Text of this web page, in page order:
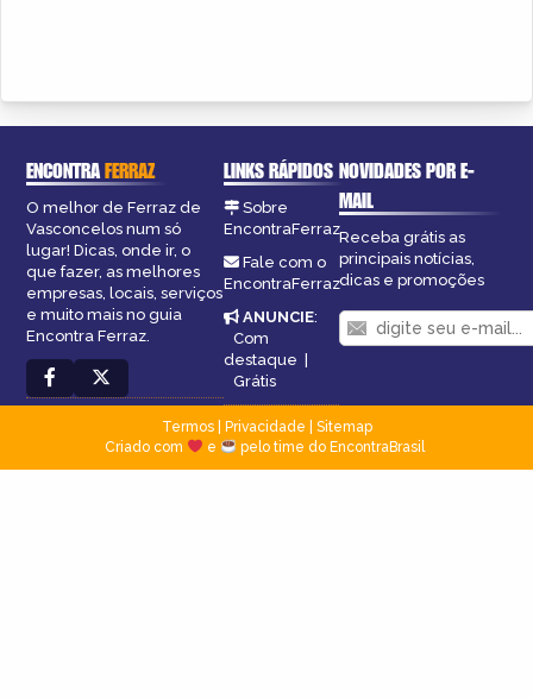
ENCONTRAFERRAZ
O melhor de Ferraz de
Vasconcelos num só
lugar! Dicas, onde ir, o
que fazer, as melhores
empresas, locais, serviços
e muito mais no guia
Encontra Ferraz.
LINKS RÁPIDOS
Sobre
EncontraFerraz
Fale com o
EncontraFerraz
ANUNCIE:
Com
destaque |
Grátis
NOVIDADES POR E-
MAIL
Receba grátis as
principais notícias,
dicas e promoções
Termos| Privacidade
Sitemap
Criado com
e pelo time do EncontraBrasil